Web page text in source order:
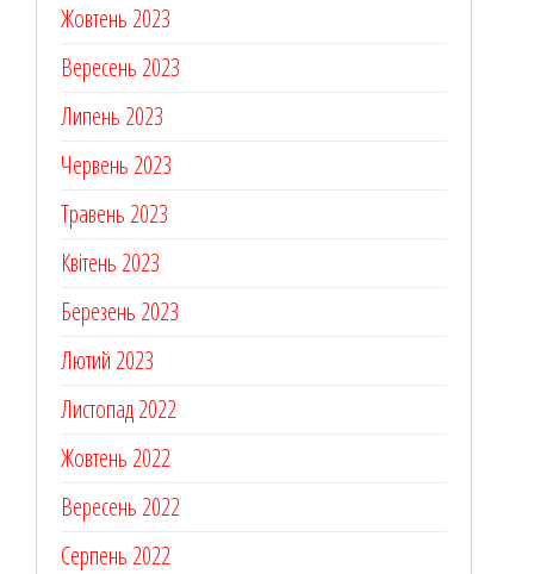
Жовтень 2023
Вересень 2023
Липень 2023
Червень 2023
Травень 2023
Квітень 2023
Березень 2023
Лютий 2023
Листопад 2022
Жовтень 2022
Вересень 2022
Серпень 2022